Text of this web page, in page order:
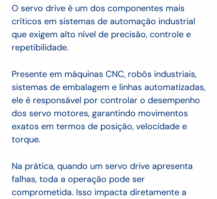
O servo drive é um dos componentes mais
críticos em sistemas de automação industrial
que exigem alto nível de precisão, controle e
repetibilidade.
Presente em máquinas CNC, robôs industriais,
sistemas de embalagem e linhas automatizadas,
ele é responsável por controlar o desempenho
dos servo motores, garantindo movimentos
exatos em termos de posição, velocidade e
torque.
Na prática, quando um servo drive apresenta
falhas, toda a operação pode ser
comprometida. Isso impacta diretamente a